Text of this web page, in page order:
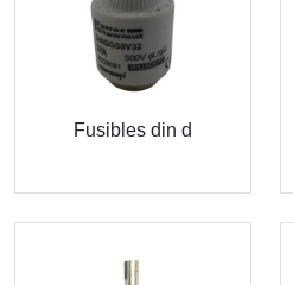
Fusibles din d